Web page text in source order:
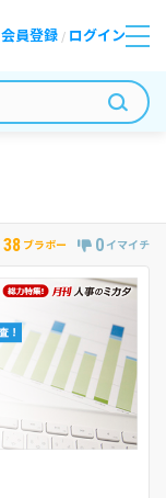
会員登録 / ログイン
38 ブラボー 0 イマイチ